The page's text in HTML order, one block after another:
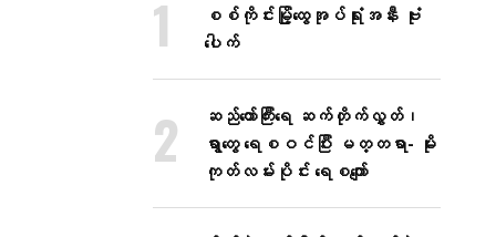
စစ်ကိုင်းမြို့ထွေအုပ်ရုံးအနီး ဗုံး
ပေါက်
ဆည်တော်ကြီးရေ ဆက်တိုက်လွှတ်၊
ရွာတွေ ရေစဝင်ပြီး မတ္တရာ- မိုး
ကုတ်လမ်းပိုင်း ရေစကျော်